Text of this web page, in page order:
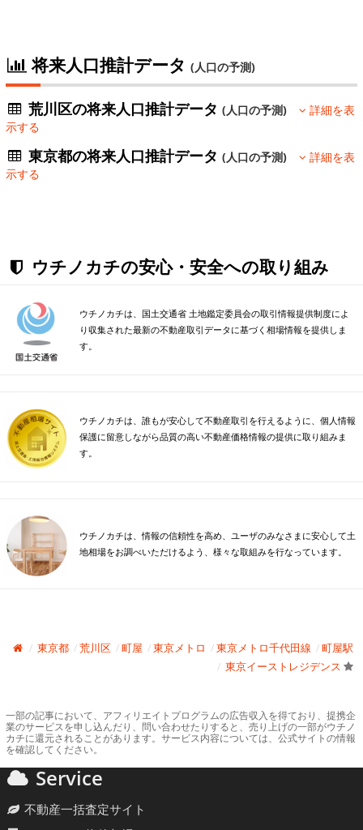
将来人口推計データ (人口の予測)
荒川区の将来人口推計データ(人口の予測)
詳細を表
示する
東京都の将来人口推計データ(人口の予測)
詳細を表
示する
ウチノカチの安心・安全への取り組み
ウチノカチは、国土交通省 土地鑑定委員会の取引情報提供制度によ
り収集された最新の不動産取引データに基づく相場情報を提供しま
す。
ウチノカチは、誰もが安心して不動産取引を行えるように、個人情報
保護に留意しながら品質の高い不動産価格情報の提供に取り組みま
す。
ウチノカチは、情報の信頼性を高め、ユーザのみなさまに安心して土
地相場をお調べいただけるよう、様々な取組みを行なっています。
東京都 荒川区 町屋 東京メトロ 東京メトロ千代田線
町屋駅
東京イーストレジデンス
一部の記事において、アフィリエイトプログラムの広告収入を得ており、提携企
業のサービスを申し込んだり、問い合わせたりすると、売り上げの一部がウチノ
カチに還元されることがあります。サービス内容については、公式サイトの情報
を確認してください。
Service
不動産一括査定サイト